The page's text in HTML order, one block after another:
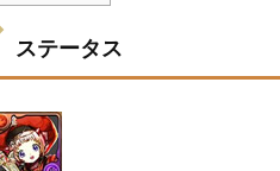
ステータス